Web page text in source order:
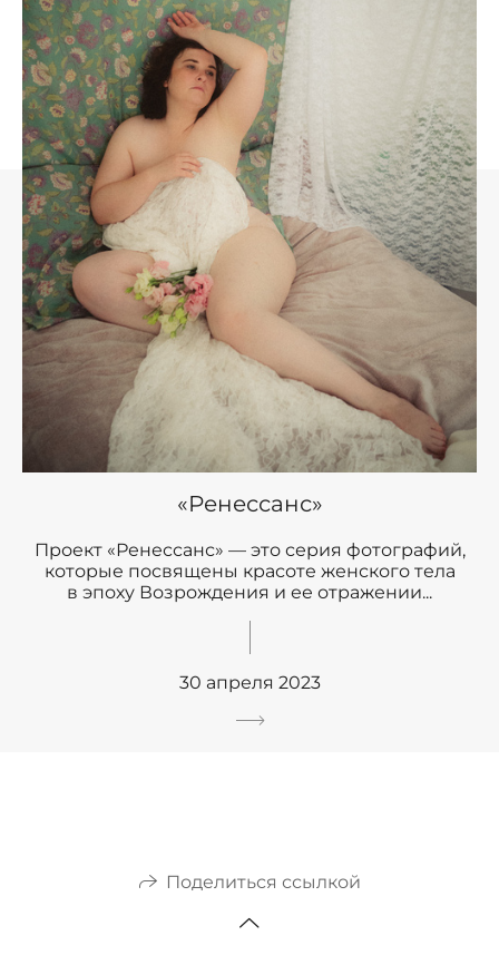
«Ренессанс»
Проект «Ренессанс» — это серия фотографий,
которые посвящены красоте женского тела
в эпоху Возрождения и ее отражении...
30 апреля 2023
Поделиться ссылкой